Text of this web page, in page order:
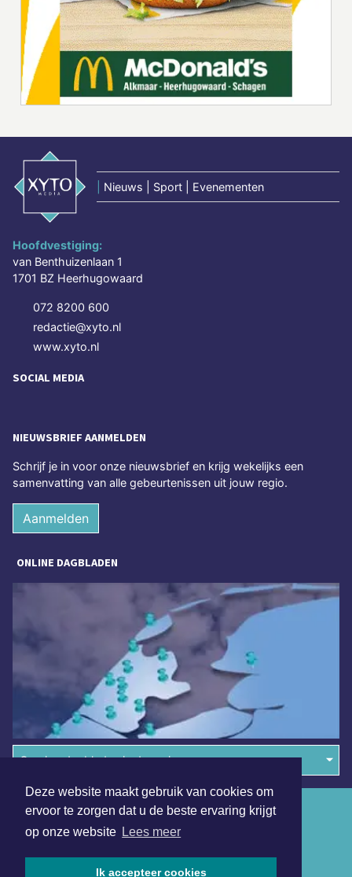
Deze website maakt gebruik van cookies om
ervoor te zorgen dat u de beste ervaring krijgt
op onze website Lees meer
Ik accepteer cookies
Nieuws | Sport | Evenementen
Hoofdvestiging:
van Benthuizenlaan 1
1701 BZ Heerhugowaard
072 8200 600
redactie@xyto.nl
www.xyto.nl
SOCIAL MEDIA
NIEUWSBRIEF AANMELDEN
Schrijf je in voor onze nieuwsbrief en krijg wekelijks een
samenvatting van alle gebeurtenissen uit jouw regio.
Aanmelden
ONLINE DAGBLADEN
Overige dagbladen in de regio
Algemene voorwaarden
Disclaimer